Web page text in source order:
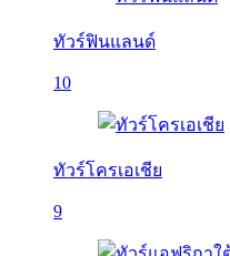
ทัวร์ฟินแลนด์
10
ทัวร์โครเอเชีย
9